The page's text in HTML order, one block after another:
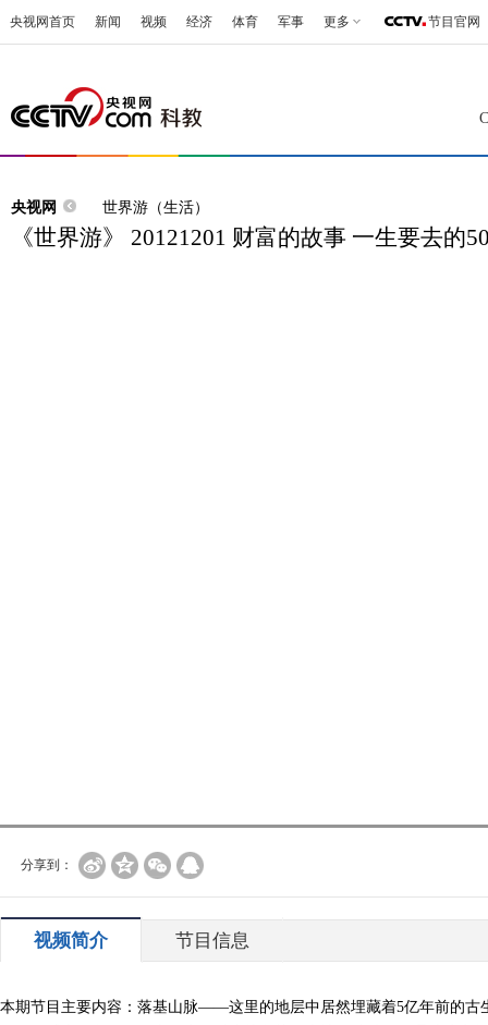
央视网首页 新闻 视频 经济 体育 军事 更多 节目官网
央视网 世界游（生活）
《世界游》 20121201 财富的故事 一生要去的
分享到：
视频简介 节目信息
本期节目主要内容：落基山脉——这里的地层中居然埋藏着5亿年前的